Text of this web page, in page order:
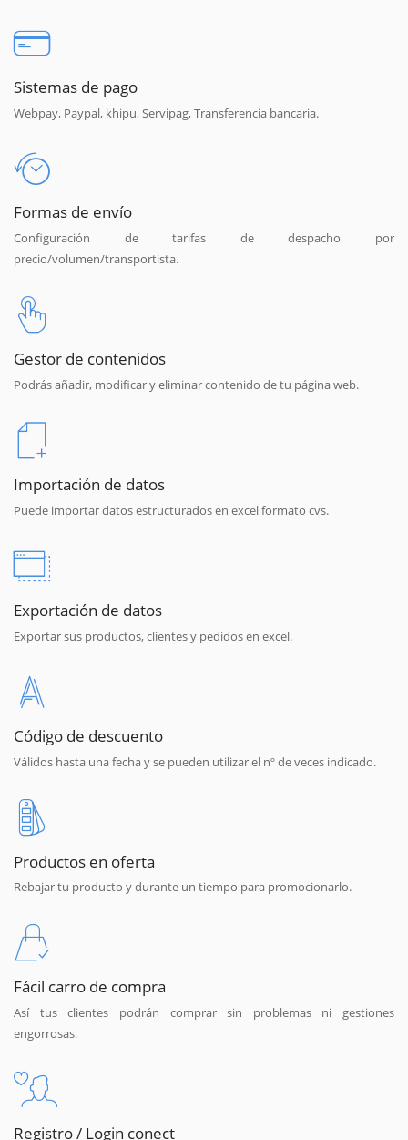
Sistemas de pago
Webpay, Paypal, khipu, Servipag, Transferencia bancaria.
Formas de envío
Configuración de tarifas de despacho por
precio/volumen/transportista.
Gestor de contenidos
Podrás añadir, modificar y eliminar contenido de tu página web.
Importación de datos
Puede importar datos estructurados en excel formato cvs.
Exportación de datos
Exportar sus productos, clientes y pedidos en excel.
Código de descuento
Válidos hasta una fecha y se pueden utilizar el nº de veces indicado.
Productos en oferta
Rebajar tu producto y durante un tiempo para promocionarlo.
Fácil carro de compra
Así tus clientes podrán comprar sin problemas ni gestiones
engorrosas.
Registro / Login conect